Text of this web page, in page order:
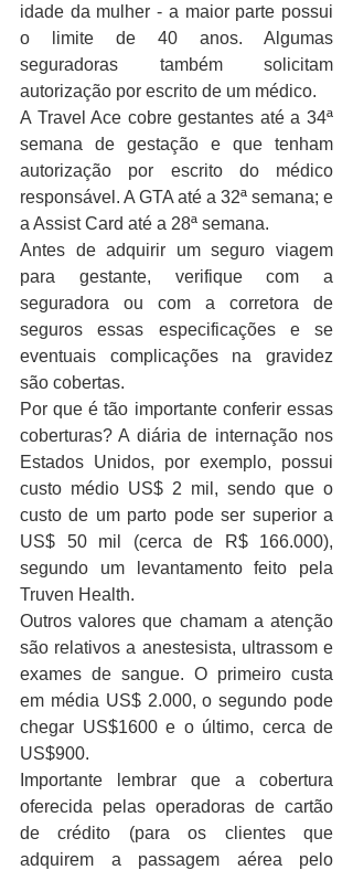
idade da mulher - a maior parte possui
o limite de 40 anos. Algumas
seguradoras também solicitam
autorização por escrito de um médico.
A Travel Ace cobre gestantes até a 34ª
semana de gestação e que tenham
autorização por escrito do médico
responsável. A GTA até a 32ª semana; e
a Assist Card até a 28ª semana.
Antes de adquirir um seguro viagem
para gestante, verifique com a
seguradora ou com a corretora de
seguros essas especificações e se
eventuais complicações na gravidez
são cobertas.
Por que é tão importante conferir essas
coberturas? A diária de internação nos
Estados Unidos, por exemplo, possui
custo médio US$ 2 mil, sendo que o
custo de um parto pode ser superior a
US$ 50 mil (cerca de R$ 166.000),
segundo um levantamento feito pela
Truven Health.
Outros valores que chamam a atenção
são relativos a anestesista, ultrassom e
exames de sangue. O primeiro custa
em média US$ 2.000, o segundo pode
chegar US$1600 e o último, cerca de
US$900.
Importante lembrar que a cobertura
oferecida pelas operadoras de cartão
de crédito (para os clientes que
adquirem a passagem aérea pelo